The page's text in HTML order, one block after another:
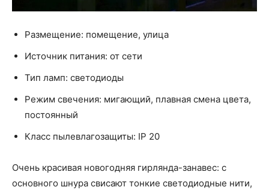
Размещение: помещение, улица
Источник питания: от сети
Тип ламп: светодиоды
Режим свечения: мигающий, плавная смена цвета,
постоянный
Класс пылевлагозащиты: IP 20
Очень красивая новогодняя гирлянда-занавес: с
основного шнура свисают тонкие светодиодные нити,